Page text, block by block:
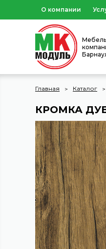
О компании
Главная Каталог
КРОМКА